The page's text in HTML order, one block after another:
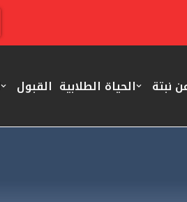
نبتة الحياة الطلابية القبول